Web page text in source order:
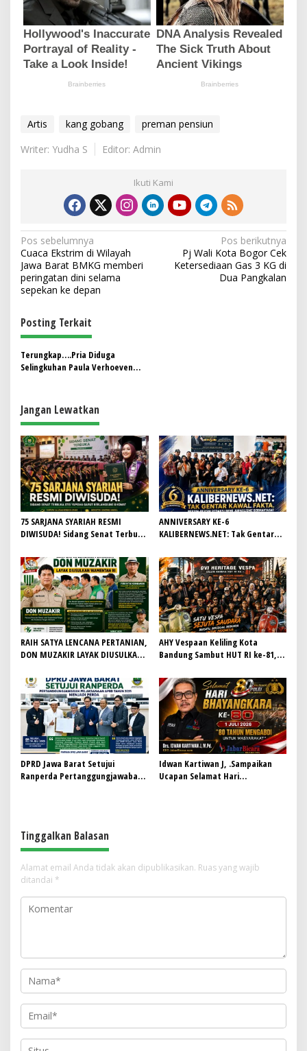
Artis kang gobang
preman pensiun
Writer: Yudha S
Editor: Admin
Ikuti Kami
N
a
v
i
g
a
s
i
o
s
Pos sebelumnya
Cuaca Ekstrim di Wilayah
Jawa Barat BMKG memberi
peringatan dini selama
sepekan ke depan
Pos berikutnya
Pj Wali Kota Bogor Cek
Ketersediaan Gas 3 KG di
Dua Pangkalan
Posting Terkait
Terungkap….Pria Diduga
Selingkuhan Paula Verhoeven
Jangan Lewatkan
75 SARJANA SYARIAH RESMI
DIWISUDA! Sidang Senat Terbuka
Khidmat, Siapkan Lulusan
Berdaya Saing dan Berintegritas
ANNIVERSARY KE-6
KALIBERNEWS.NET: Tak Gentar
Redaksi Demi Jurnalisme
Bermartabat
RAIH SATYA LENCANA PERTANIAN,
DON MUZAKIR LAYAK DIUSULKAN
AHY Vespaan Keliling Kota
Bandung Sambut HUT RI ke-81,
Kemanusiaan
DPRD Jawa Barat Setujui
Ranperda Pertanggungjawaban
Idwan Kartiwan J, .Sampaikan
Ucapan Selamat Hari
Tinggalkan Balasan
Alamat email Anda tidak akan dipublikasikan. Ruas yang wajib
ditandai *